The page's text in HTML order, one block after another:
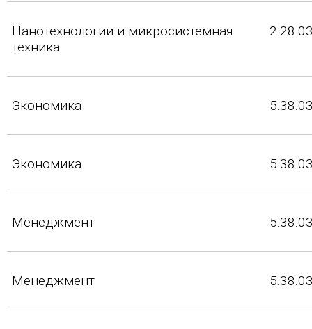
Нанотехнологии и микросистемная
техника
Экономика
Экономика
Менеджмент
Менеджмент